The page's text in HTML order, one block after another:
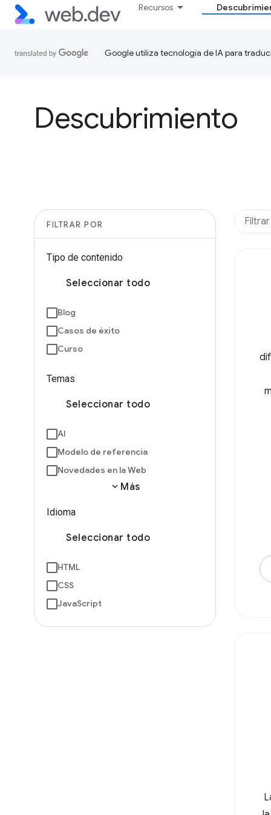
Recursos
Google utiliza tecnología de IA para
Descubrimiento
FILTRAR POR
Tipo de contenido
Seleccionar todo
Blog
Casos de éxito
Curso
Temas
Seleccionar todo
AI
Modelo de referencia
Novedades en la Web
expand_more Más
Idioma
Seleccionar todo
HTML
CSS
JavaScript